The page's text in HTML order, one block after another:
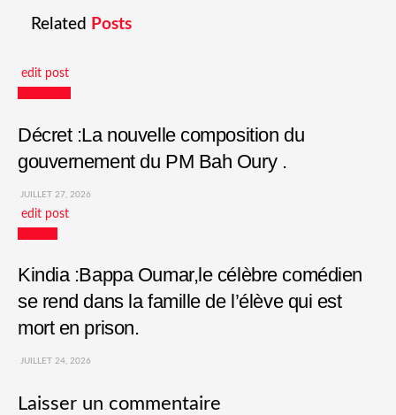
Related Posts
edit post
Décret :La nouvelle composition du
gouvernement du PM Bah Oury .
JUILLET 27, 2026
edit post
Kindia :Bappa Oumar,le célèbre comédien
se rend dans la famille de l’élève qui est
mort en prison.
JUILLET 24, 2026
Laisser un commentaire